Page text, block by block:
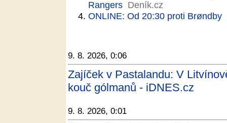
Rangers Deník.cz
ONLINE: Od 20:30 proti Brøndby
9. 8. 2026, 0:06
Zajíček v Pastalandu: V
kouč gólmanů - iDNES.cz
9. 8. 2026, 0:01